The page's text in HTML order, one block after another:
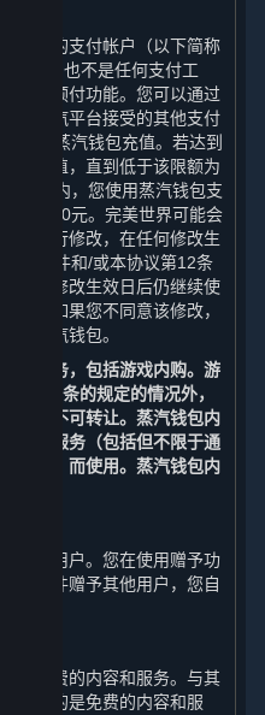
关联的支付帐户（以下简称
帐户，也不是任何支付工
务的预付功能。您可以通过
或蒸汽平台接受的其他支付
您的蒸汽钱包充值。若达到
包充值，直到低于该限额为
间段内，您使用蒸汽钱包支
14,000元。完美世界可能会
制进行修改，在任何修改生
通过邮件和/或本协议第12条
在该修改生效日后仍继续使
改；如果您不同意该修改，
的蒸汽钱包。
和服务，包括游戏内购。游
第3.G条的规定的情况外，
，亦不可转让。蒸汽钱包内
容和服务（包括但不限于通
程序）而使用。蒸汽钱包内
其他用户。您在使用赠予功
或软件赠予其他用户，您自
供免费的内容和服务。与其
提供的是免费的内容和服